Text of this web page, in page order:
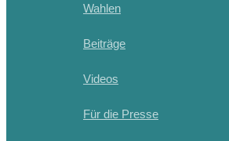
Wahlen
Beiträge
Videos
Für die Presse